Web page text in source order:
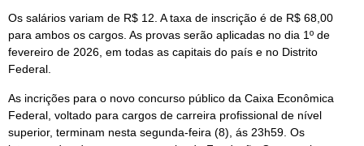
Os salários variam de R$ 12. A taxa de inscrição é de R$ 68,00
para ambos os cargos. As provas serão aplicadas no dia 1º de
fevereiro de 2026, em todas as capitais do país e no Distrito
Federal.
As incrições para o novo concurso público da Caixa Econômica
Federal, voltado para cargos de carreira profissional de nível
superior, terminam nesta segunda-feira (8), ás 23h59. Os